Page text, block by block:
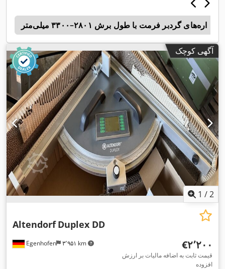
اره‌های گردبر فرمت با طول برش ۲۸۰۱–۳۳۰۰ میلی‌متر
آگهی کوچک
1 /2
Egenhofen ۳٬۹۵۱ km
Altendorf Duplex DD
‎€۲٬۲۰۰
قیمت ثابت به اضافه مالیات بر ارزش
افزوده